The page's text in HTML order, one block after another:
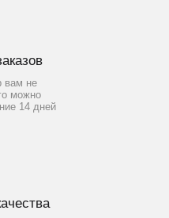
вам не
можно
14 дней